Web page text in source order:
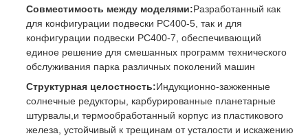
Совместимость между моделями:Разработанный как
для конфигурации подвески PC400-5, так и для
конфигурации подвески PC400-7, обеспечивающий
единое решение для смешанных программ технического
обслуживания парка различных поколений машин
Структурная целостность:Индукционно-зажженные
солнечные редукторы, карбурированные планетарные
штурвалы,и термообработанный корпус из пластикового
железа, устойчивый к трещинам от усталости и искажению